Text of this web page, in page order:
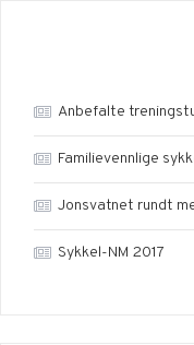
Anbefalte
Familievennlige
Jonsvatnet rundt
Sykkel-NM 2017